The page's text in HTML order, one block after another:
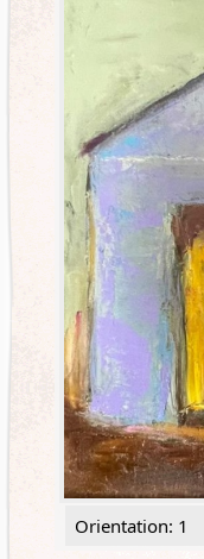
Orientation: 1